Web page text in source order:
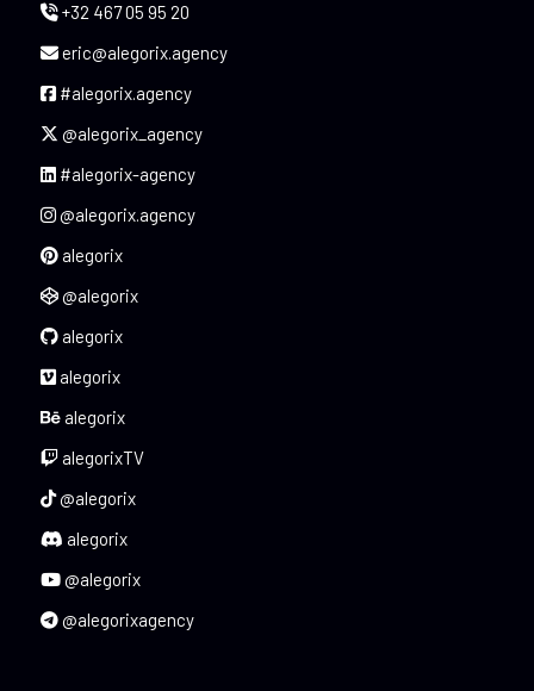
+32 467 05 95 20
eric@alegorix.agency
#alegorix.agency
@alegorix_agency
#alegorix-agency
@alegorix.agency
alegorix
@alegorix
alegorix
alegorix
alegorix
alegorixTV
@alegorix
alegorix
@alegorix
@alegorixagency